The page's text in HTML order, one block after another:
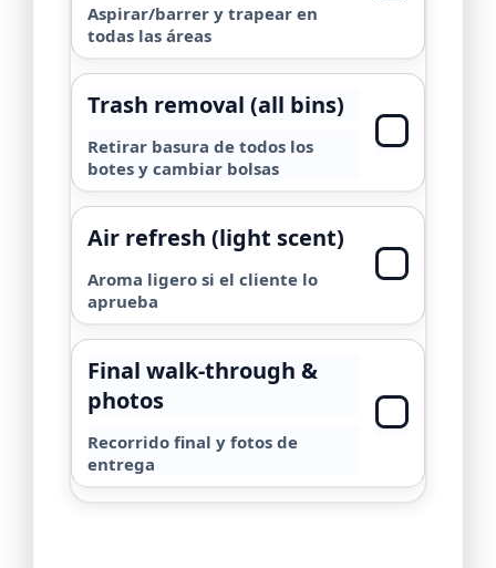
Aspirar/barrer y trapear en
todas las áreas
Trash removal (all bins)
Retirar basura de todos los
botes y cambiar bolsas
Air refresh (light scent)
Aroma ligero si el cliente lo
aprueba
Final walk-through &
photos
Recorrido final y fotos de
entrega